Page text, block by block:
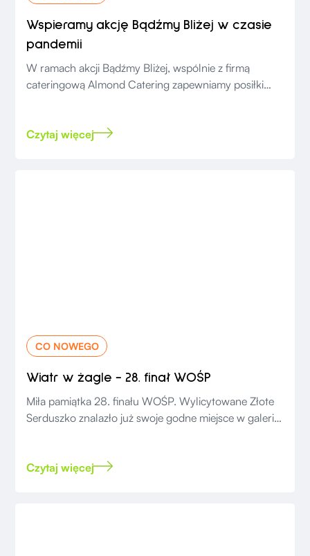
Wspieramy akcję Bądźmy Bliżej w czasie
pandemii
W ramach akcji Bądźmy Bliżej, wspólnie z firmą
cateringową Almond Catering zapewniamy posiłki
Czytaj więcej
CO NOWEGO
Wiatr w żagle - 28. finał WOŚP
Miła pamiątka 28. finału WOŚP. Wylicytowane Złote
Serduszko znalazło już swoje godne miejsce w galerii
Czytaj więcej